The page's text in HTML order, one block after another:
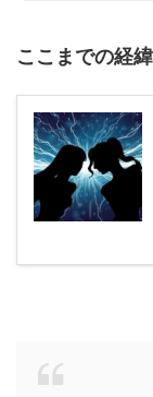
ここまでの経緯